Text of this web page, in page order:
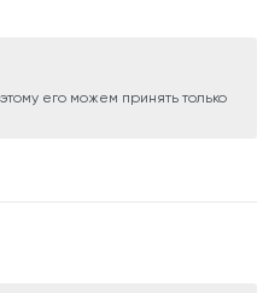
его можем принять только